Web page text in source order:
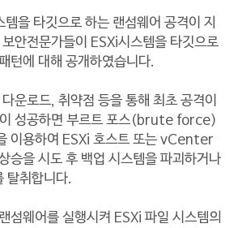
을 타깃으로 하는 랜섬웨어 공격이 지
안전문가들이 ESXi시스템을 타깃으로
턴에 대해 공개하였습니다.
운로드, 취약점 등을 통해 최초 공격이
이 성공하면 부르트 포스(brute force)
이용하여 ESXi 호스트 또는 vCenter
승을 시도 후 백업 시스템을 파괴하거나
탈취합니다.
섬웨어를 실행시켜 ESXi 파일 시스템의